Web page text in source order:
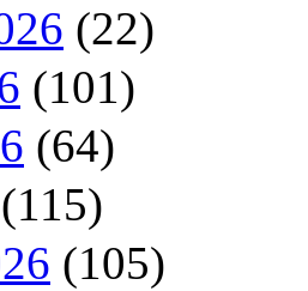
(22)
(101)
(64)
(115)
(105)